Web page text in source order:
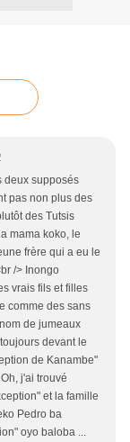
deux supposés
pas non plus des
des Tutsis
mama koko, le
frère qui a eu le
/> Inongo
vrais fils et filles
comme des sans
de jumeaux
devant le
de Kanambe"
j'ai trouvé
et la famille
Pedro ba
oyo baloba ...